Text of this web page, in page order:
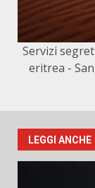
Servizi
eritrea -
LEGGI ANCHE